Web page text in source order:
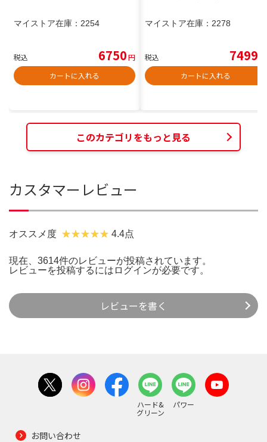
マイストア在庫： 2254
税込 6750円
カートに入れる
マイストア在庫： 2278
税込 7499
カートに入れる
このカテゴリをもっと見る
カスタマーレビュー
オススメ度 4.4点
現在、3614件のレビューが投稿されています。
レビューを投稿するには ログインが必要です。
レビューを書く
ハード&
グリーン
パワー
お問い合わせ